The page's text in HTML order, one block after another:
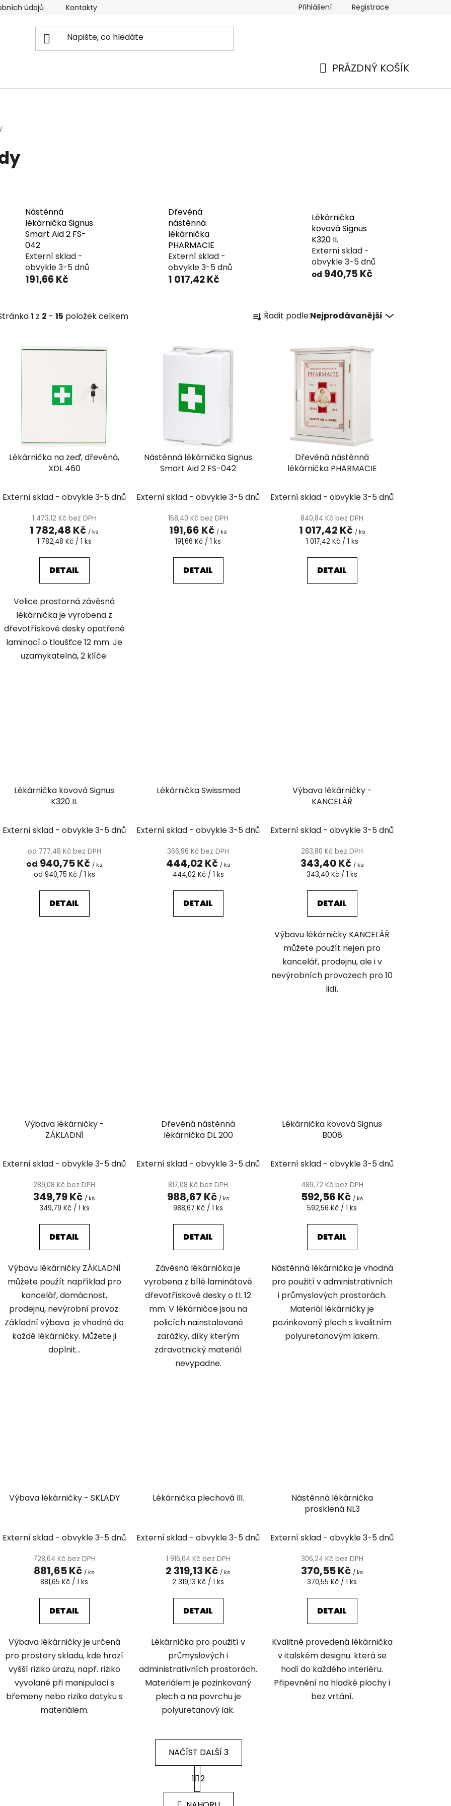
údajů Kontakty Náhradní plnění Moje objednávka
Přihlášení Registrace
PRÁZDNÝ KOŠÍK
Nástěnná
lékárnička Signus
Smart Aid 2 FS-
042
Externí sklad -
obvykle 3-5 dnů
191,66 Kč
Dřevěná
nástěnná
lékárnička
PHARMACIE
Externí sklad -
obvykle 3-5 dnů
1 017,42 Kč
Lékárnička
kovová Signus
K320 II.
Externí sklad -
obvykle 3-5 dnů
od 940,75 Kč
1 z 2 - 15 položek celkem a Řadit podle:Nejprodávanější
ů
Lékárnička na zeď, dřevěná,
XDL 460
Externí sklad - obvykle 3-5 dnů
1 473,12 Kč bez DPH
1 782,48 Kč / ks
Měrná
1 782,48 Kč / 1 ks
DETAIL
Velice prostorná závěsná
lékárnička je vyrobena z
dřevotřískové desky opatřené
laminací o tloušťce 12 mm. Je
uzamykatelná, 2 klíče.
Nástěnná lékárnička Signus
Smart Aid 2 FS-042
Externí sklad - obvykle 3-5 dnů
158,40 Kč bez DPH
191,66 Kč / ks
Měrná
191,66 Kč / 1 ks
DETAIL
Dřevěná nástěnná
lékárnička PHARMACIE
Externí sklad - obvykle 3-5 dnů
840,84 Kč bez DPH
1 017,42 Kč / ks
Měrná
1 017,42 Kč / 1 ks
DETAIL
Lékárnička kovová Signus
K320 II.
Externí sklad - obvykle 3-5 dnů
od 777,48 Kč bez DPH
od 940,75 Kč / ks
Měrná
od 940,75 Kč / 1 ks
DETAIL
Lékárnička Swissmed
Externí sklad - obvykle 3-5 dnů
366,96 Kč bez DPH
444,02 Kč / ks
Měrná
444,02 Kč / 1 ks
DETAIL
Výbava lékárničky -
KANCELÁŘ
Externí sklad - obvykle 3-5 dnů
283,80 Kč bez DPH
343,40 Kč / ks
Měrná
343,40 Kč / 1 ks
DETAIL
Výbavu lékárničky KANCELÁŘ
můžete použít nejen pro
kancelář, prodejnu, ale i v
nevýrobních provozech pro 10
lidí.
Výbava lékárničky -
ZÁKLADNÍ
Externí sklad - obvykle 3-5 dnů
289,08 Kč bez DPH
349,79 Kč / ks
Měrná
349,79 Kč / 1 ks
DETAIL
Výbavu lékárničky ZÁKLADNÍ
můžete použít například pro
kancelář, domácnost,
prodejnu, nevýrobní provoz.
Základní výbava je vhodná do
každé lékárničky. Můžete ji
doplnit...
Dřevěná nástěnná
lékárnička DL 200
Externí sklad - obvykle 3-5 dnů
817,08 Kč bez DPH
988,67 Kč / ks
Měrná
988,67 Kč / 1 ks
DETAIL
Závěsná lékárnička je
vyrobena z bílé laminátové
dřevotřískové desky o tl. 12
mm. V lékárničce jsou na
policích nainstalované
zarážky, díky kterým
zdravotnický materiál
nevypadne.
Lékárnička kovová Signus
B008
Externí sklad - obvykle 3-5 dnů
489,72 Kč bez DPH
592,56 Kč / ks
Měrná
592,56 Kč / 1 ks
DETAIL
Nástěnná lékárnička je vhodná
pro použití v administrativních
i průmyslových prostorách.
Materiál lékárničky je
pozinkovaný plech s kvalitním
polyuretanovým lakem.
Výbava lékárničky - SKLADY
Externí sklad - obvykle 3-5 dnů
728,64 Kč bez DPH
881,65 Kč / ks
Měrná
881,65 Kč / 1 ks
DETAIL
Výbava lékárničky je určená
pro prostory skladu, kde hrozí
vyšší riziko úrazu, např. riziko
vyvolané při manipulaci s
břemeny nebo riziko dotyku s
materiálem.
Lékárnička plechová III.
Externí sklad - obvykle 3-5 dnů
1 916,64 Kč bez DPH
2 319,13 Kč / ks
Měrná
2 319,13 Kč / 1 ks
DETAIL
Lékárnička pro použití v
průmyslových i
administrativních prostorách.
Materiálem je pozinkovaný
plech a na povrchu je
polyuretanový lak.
Nástěnná lékárnička
prosklená NL3
Externí sklad - obvykle 3-5 dnů
306,24 Kč bez DPH
370,55 Kč / ks
Měrná
370,55 Kč / 1 ks
DETAIL
Kvalitně provedená lékárnička
v italském designu. která se
hodí do každého interiéru.
Připevnění na hladké plochy i
bez vrtání.
O
v
NAČÍST DALŠÍ 3
S
t
r
á
1 2